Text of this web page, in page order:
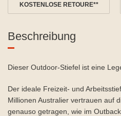
KOSTENLOSE RETOURE**
Beschreibung
Dieser Outdoor-Stiefel ist eine
Der ideale Freizeit- und
Millionen Australier vertrauen auf
genauso getragen, wie im